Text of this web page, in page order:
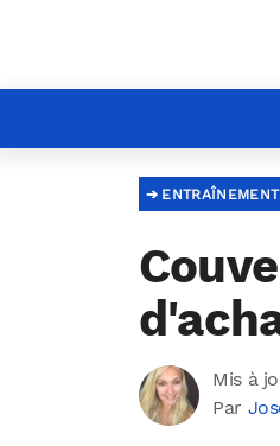
ENTRAÎNEMENT
Mis à
Par